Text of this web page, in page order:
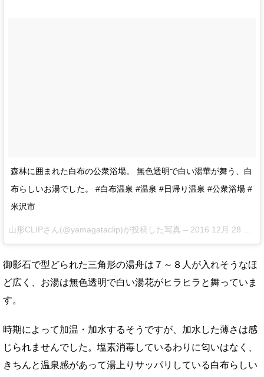
森林に囲まれた白布の公衆浴場。 無色透明で白い湯華が舞う、白
布らしいお湯でした。 #白布温泉 #温泉 #日帰り温泉 #公衆浴場 #
米沢市
山形CLIPさん(@yamagataclip)が投稿した写真 – 2016 12月 28 7:34午前 PST
御影石で型どられた三角形の湯舟は７～８人が入れそうなほ
ど広く、お湯は無色透明で白い湯花がヒラヒラと舞っていま
す。
時期によって加温・加水するそうですが、加水した薄さは感
じられませんでした。塩素消毒しているわりに匂いはなく、
きちんと温泉感があって湯上りサッパリしている白布らしい